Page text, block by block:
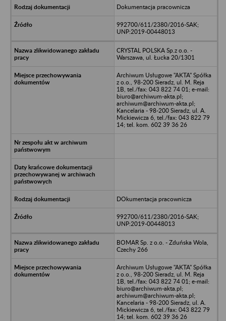
Dokumentacja pracownicza
992700/611/2380/2016-SAK;
UNP:2019-00448013
CRYSTAL POLSKA Sp.z o.o. -
Warszawa, ul. Łucka 20/1301
Archiwum Usługowe "AKTA" Spółka
z o.o., 98-200 Sieradz, ul. M. Reja
1B, tel./fax: 043 822 74 01; e-mail:
biuro@archiwum-akta.pl;
archiwum@archiwum-akta.pl;
Kancelaria - 98-200 Sieradz, ul. A.
Mickiewicza 6, tel./fax: 043 822 79
14; tel. kom. 602 39 36 26
DOkumentacja pracownicza
992700/611/2380/2016-SAK;
UNP:2019-00448013
BOMAR Sp. z o.o. - Zduńska Wola,
Czechy 266
Archiwum Usługowe "AKTA" Spółka
z o.o., 98-200 Sieradz, ul. M. Reja
1B, tel./fax: 043 822 74 01; e-mail:
biuro@archiwum-akta.pl;
archiwum@archiwum-akta.pl;
Kancelaria - 98-200 Sieradz, ul. A.
Mickiewicza 6, tel./fax: 043 822 79
14; tel. kom. 602 39 36 26